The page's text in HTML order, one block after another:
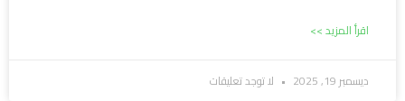
اقرأ المزيد >>
ديسمبر 19, 2025 لا توجد تعليقات